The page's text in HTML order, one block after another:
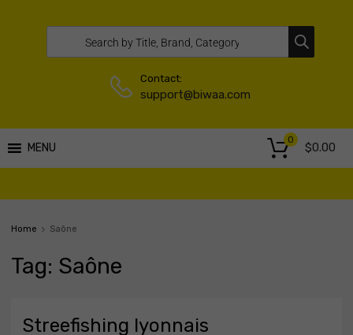
Contact:
support@biwaa.com
MENU $0.00
0
Home Saône
Tag: Saône
Streefishing lyonnais